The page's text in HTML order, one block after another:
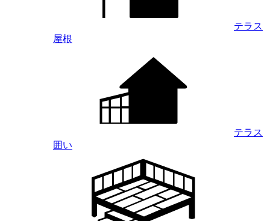
テラス
屋根
テラス
囲い